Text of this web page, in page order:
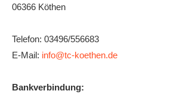
Bespannungsservice
Die Geschichte
Die Sponsoren
06366 Köthen
Telefon: 03496/556683
E-Mail: info@tc-koethen.de
Bankverbindung: